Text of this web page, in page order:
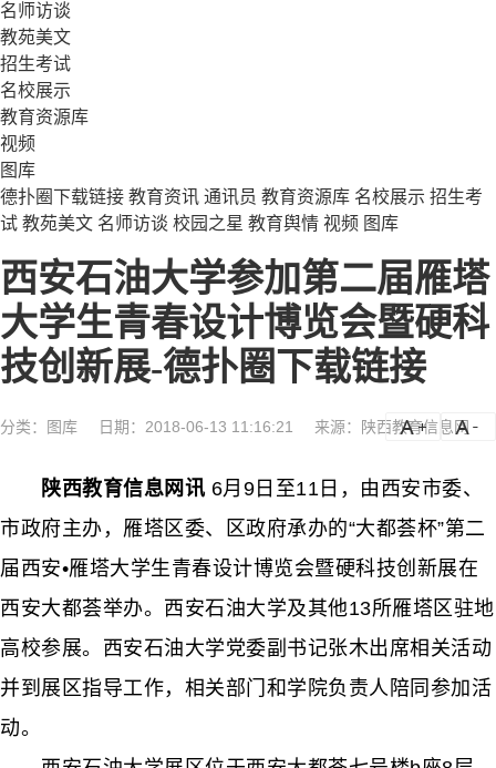
名师访谈
教苑美文
招生考试
名校展示
教育资源库
视频
图库
德扑圈下载链接 教育资讯 通讯员 教育资源库 名校展示 招生考
试 教苑美文 名师访谈 校园之星 教育舆情 视频 图库
西安石油大学参加第二届雁塔
大学生青春设计博览会暨硬科
技创新展-德扑圈下载链接
分类： 图库 日期：2018-06-13 11:16:21 来源：陕西教育信息网
a
陕西教育信息网讯 6月9日至11日，由西安市委、
市政府主办，雁塔区委、区政府承办的“大都荟杯”第二
届西安•雁塔大学生青春设计博览会暨硬科技创新展在
西安大都荟举办。西安石油大学及其他13所雁塔区驻地
高校参展。西安石油大学党委副书记张木出席相关活动
并到展区指导工作，相关部门和学院负责人陪同参加活
动。